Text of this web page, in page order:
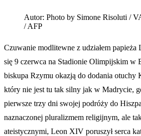
Autor: Photo by Simone Risoluti /
/ AFP
Czuwanie modlitewne z udziałem
się 9 czerwca na Stadionie Olimpijskim w
biskupa Rzymu okazją do dodania otuchy
który nie jest tu tak silny jak w Madrycie,
pierwsze trzy dni swojej podróży do
naznaczonej pluralizmem religijnym, ale
ateistycznymi, Leon XIV poruszył serca